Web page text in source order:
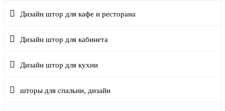
Дизайн штор для кафе и ресторана
Дизайн штор для кабинета
Дизайн штор для кухни
шторы для спальни, дизайн